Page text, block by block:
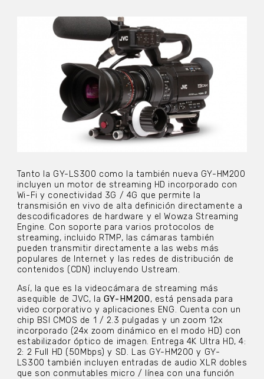
Tanto la GY-LS300 como la también nueva GY-HM200
incluyen un motor de streaming HD incorporado con
Wi-Fi y conectividad 3G / 4G que permite la
transmisión en vivo de alta definición directamente a
descodificadores de hardware y el Wowza Streaming
Engine. Con soporte para varios protocolos de
streaming, incluido RTMP, las cámaras también
pueden transmitir directamente a las webs más
populares de Internet y las redes de distribución de
contenidos (CDN) incluyendo Ustream.
Así, la que es la videocámara de streaming más
asequible de JVC, la GY-HM200, está pensada para
video corporativo y aplicaciones ENG. Cuenta con un
chip BSI CMOS de 1 / 2.3 pulgadas y un zoom 12x
incorporado (24x zoom dinámico en el modo HD) con
estabilizador óptico de imagen. Entrega 4K Ultra HD, 4:
2: 2 Full HD (50Mbps) y SD. Las GY-HM200 y GY-
LS300 también incluyen entradas de audio XLR dobles
que son conmutables micro / línea con una función